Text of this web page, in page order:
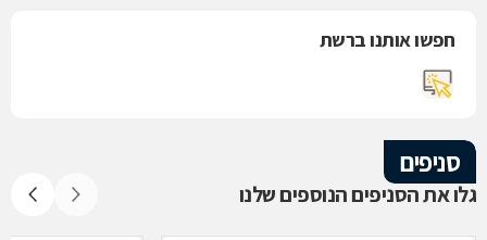
חפשו אותנו ברשת
סניפים
גלו את הסניפים הנוספים שלנו